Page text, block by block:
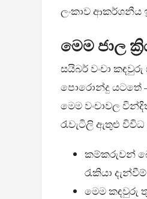
ලංකාව ආකර්ශනීය
මෙම ජාල
සයිබර් වංචා
පොරොන්දු යටතේ
මෙම වංචාවල
රැවැටිලි ඇතුළු
කම්කරුවන්
රැකියා
මෙම කඳවුරු